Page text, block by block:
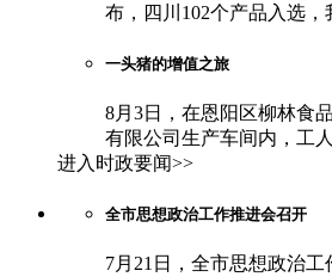
布，四川102个产品入选，
一头猪的增值之旅
8月3日，在恩阳区柳林食
有限公司生产车间内，工
进入时政要闻>>
全市思想政治工作推进会召开
7月21日，全市思想政治